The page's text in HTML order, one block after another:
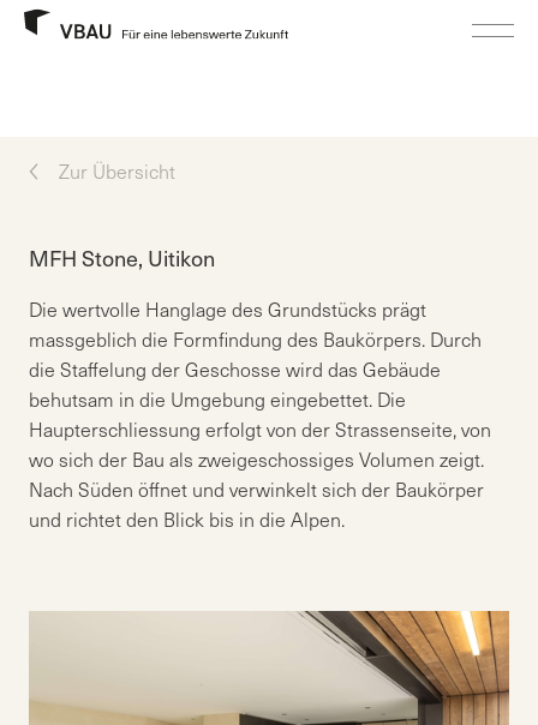
Zur Übersicht
MFH Stone, Uitikon
Die wertvolle Hanglage des Grundstücks prägt
massgeblich die Formfindung des Baukörpers. Durch
die Staffelung der Geschosse wird das Gebäude
behutsam in die Umgebung eingebettet. Die
Haupterschliessung erfolgt von der Strassenseite, von
wo sich der Bau als zweigeschossiges Volumen zeigt.
Nach Süden öffnet und verwinkelt sich der Baukörper
und richtet den Blick bis in die Alpen.